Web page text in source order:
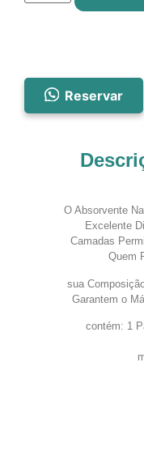
Reservar
O Absorvente
Excelente
Camadas
Quem
sua
Garantem o
contém: 1